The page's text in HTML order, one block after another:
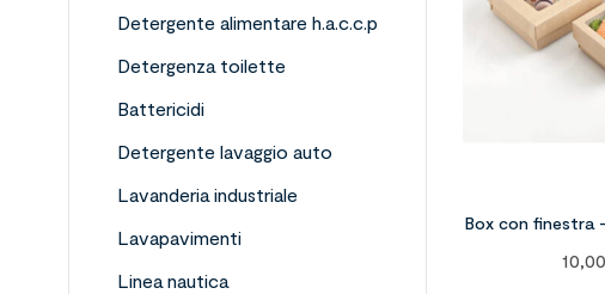
Box con finestra
Detergente alimentare h.a.c.c.p
Detergenza toilette
Battericidi
Detergente lavaggio auto
Lavanderia industriale
Lavapavimenti
Linea nautica